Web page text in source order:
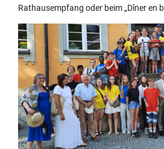
Rathausempfang oder beim „Dîner en